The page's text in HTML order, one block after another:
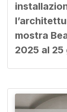
mostra
2025 al